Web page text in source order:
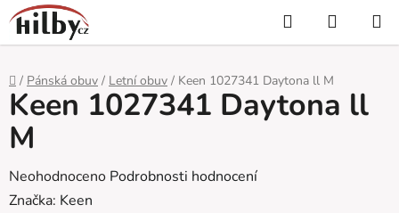
Přejít
na
obsah
Hledat
KOŠÍK
Domů
/ Pánská obuv / Letní obuv / Keen 1027341 Daytona ll M
Keen 1027341 Daytona ll
M
Průměrné
hodnocení
Neohodnoceno Podrobnosti hodnocení
Značka: Keen